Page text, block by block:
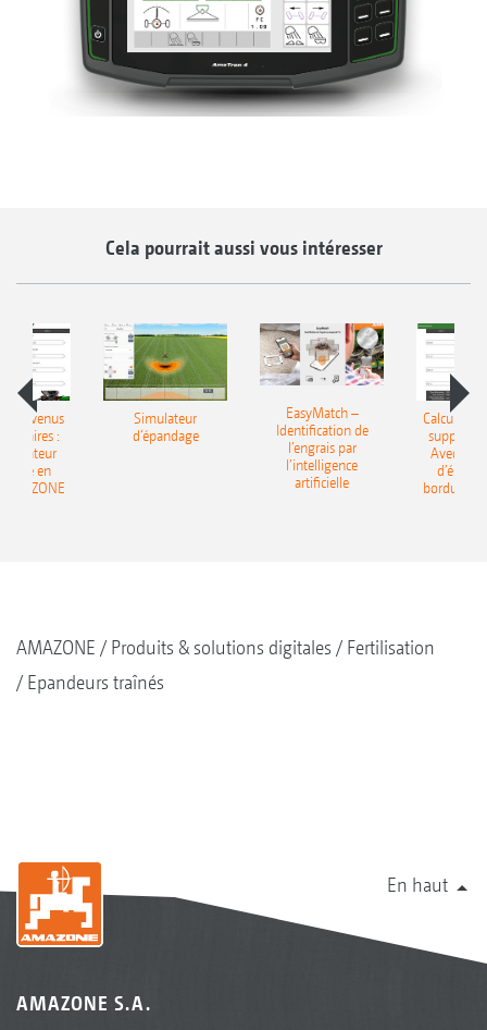
Cela pourrait aussi vous intéresser
revenus
:
en
Simulateur
d‘épandage
EasyMatch –
Identification de
l’engrais par
l’intelligence
artificielle
Calculer
Avec
bordure
AMAZONE Produits & solutions digitales
Fertilisation
Epandeurs traînés
En haut
AMAZONE S.A.